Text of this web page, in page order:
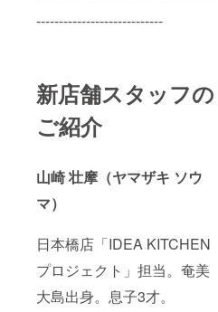
----------------------------
新店舗スタッフの
ご紹介
山崎 壮摩（ヤマザキ ソウ
マ）
日本橋店「IDEA KITCHEN
プロジェクト」担当。奄美
大島出身。息子3才。